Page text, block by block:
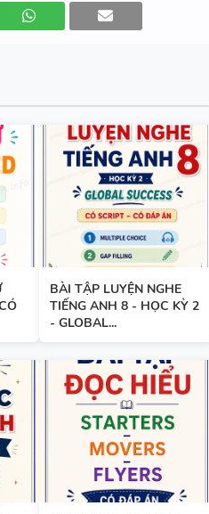
TIẾNG ANH QUAN
FORM - TIẾNG ANH 11
- HỌC KỲ 1 - CÓ
FORM THEO TỪNG
ANH 10 - GLOBAL
KỲ 1 - CÓ ĐÁP ÁN
BÀI TẬP LUYỆN NGHE
TIẾNG ANH 8 - HỌC KỲ 2
- GLOBAL...